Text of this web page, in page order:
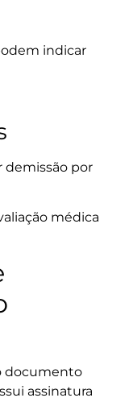
indicar
demissão por
médica
documento
assinatura